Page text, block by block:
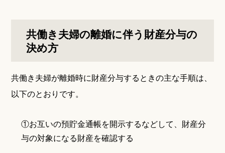
共働き夫婦の離婚に伴う財産分与の
決め方
共働き夫婦が離婚時に財産分与するときの主な手順は、
以下のとおりです。
①お互いの預貯金通帳を開示するなどして、財産分
与の対象になる財産を確認する